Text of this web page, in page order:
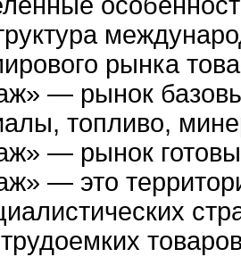
рынка
— рынок
топливо,
— рынок
— это